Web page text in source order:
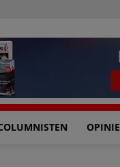
OPINIE